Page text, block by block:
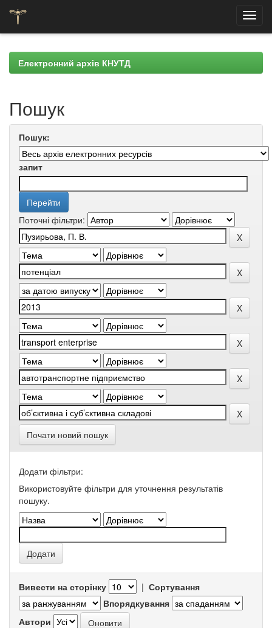
navigationЕлектронний архів КНУТД
Пошук
Пошук:
запит
Поточні фільтри:
Почати новий пошук
Додати фільтри:
Використовуйте фільтри для уточнення результатів
пошуку.
Вивести на сторінку | Сортування
Впорядкування
Автори